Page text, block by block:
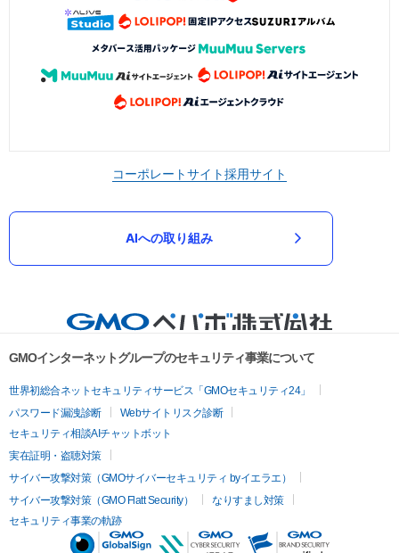
コーポレートサイト採用サイト
AIへの取り組み
GMOインターネットグループのセキュリティ事業について
世界初総合ネットセキュリティサービス「GMOセキュリティ24」
パスワード漏洩診断
Webサイトリスク診断
セキュリティ相談AIチャットボット
実在証明・盗聴対策
サイバー攻撃対策（GMOサイバーセキュリティ byイエラエ）
サイバー攻撃対策（GMO Flatt Security）
なりすまし対策
セキュリティ事業の軌跡